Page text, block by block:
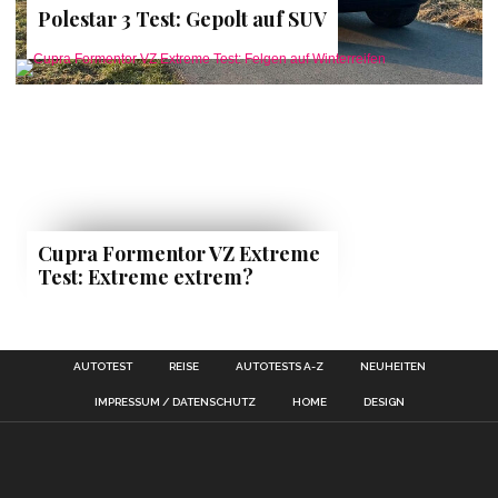
Polestar 3 Test: Gepolt auf SUV
Cupra Formentor VZ Extreme
Test: Extreme extrem?
AUTOTEST REISE AUTOTESTS A-Z NEUHEITEN
IMPRESSUM / DATENSCHUTZ HOME DESIGN